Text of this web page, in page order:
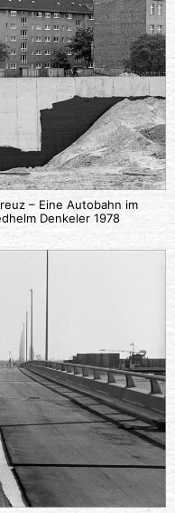
– Eine Autobahn im
Denkeler 1978